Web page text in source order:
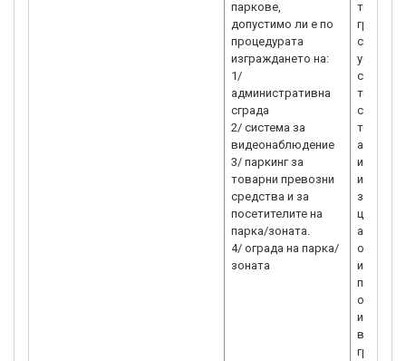
паркове,
допустимо ли е по
процедурата
изграждането на:
1/
административна
сграда
2/ система за
видеонаблюдение
3/ паркинг за
товарни превозни
средства и за
посетителите на
парка/зоната.
4/ ограда на парка/
само
ал. 1 от
за
целите
активи“
от
парка),